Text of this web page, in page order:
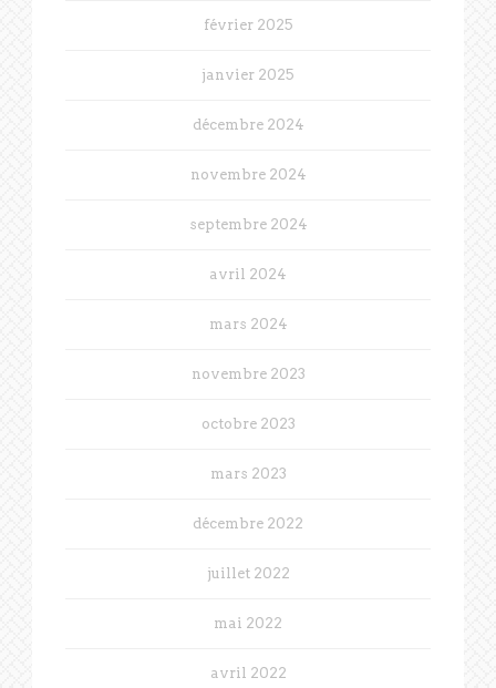
février 2025
janvier 2025
décembre 2024
novembre 2024
septembre 2024
avril 2024
mars 2024
novembre 2023
octobre 2023
mars 2023
décembre 2022
juillet 2022
mai 2022
avril 2022